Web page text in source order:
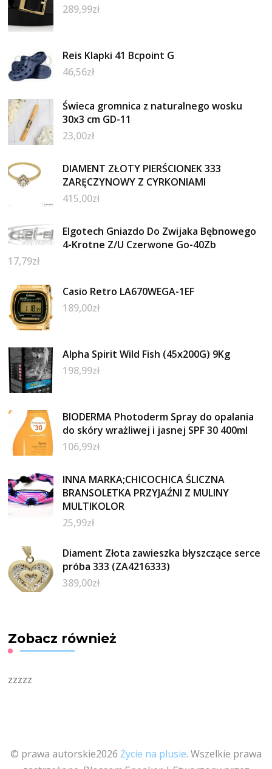
289,99zł
Reis Klapki 41 Bcpoint G
46,56zł
Świeca gromnica z naturalnego wosku
30x3 cm GD-11
23,00zł
DIAMENT ZŁOTY PIERŚCIONEK 333
ZARĘCZYNOWY Z CYRKONIAMI
415,00zł
Elgotech Gniazdo Do Zwijaka Bębnowego
4-Krotne Z/U Czerwone Go-40Zb
17,79zł
Casio Retro LA670WEGA-1EF
189,00zł
Alpha Spirit Wild Fish (45x200G) 9Kg
198,99zł
BIODERMA Photoderm Spray do opalania
do skóry wrażliwej i jasnej SPF 30 400ml
106,99zł
INNA MARKA;CHICOCHICA ŚLICZNA
BRANSOLETKA PRZYJAŹNI Z MULINY
MULTIKOLOR
25,99zł
Diament Złota zawieszka błyszczące serce
próba 333 (ZA4216333)
389,00zł
Zobacz również
zzzzz
© prawa autorskie2026 Życie na plusie. Wszelkie prawa